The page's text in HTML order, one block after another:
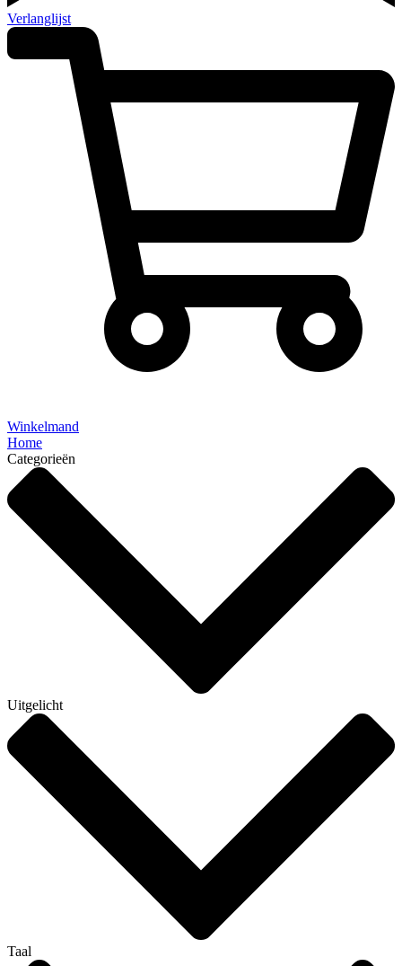
Verlanglijst
Winkelmand
Home
Categorieën
Uitgelicht
Taal